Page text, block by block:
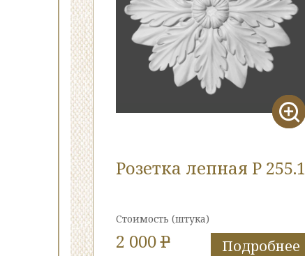
Розетка лепная Р 255.1
Стоимость (штука)
2 000P Подробнее